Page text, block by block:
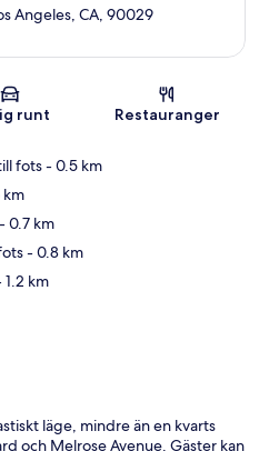
Karta
Angeles, CA, 90029
runt Restauranger
fots- 0.5 km
km
- 0.7 km
- 0.8 km
1.2 km
läge, mindre än en kvarts
och Melrose Avenue. Gäster kan